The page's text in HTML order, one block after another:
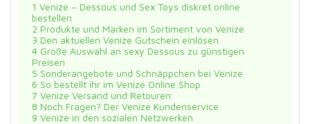
1 Venize – Dessous und Sex Toys diskret online
bestellen
2 Produkte und Marken im Sortiment von Venize
3 Den aktuellen Venize Gutschein einlösen
4 Große Auswahl an sexy Dessous zu günstigen
Preisen
5 Sonderangebote und Schnäppchen bei Venize
6 So bestellt ihr im Venize Online Shop
7 Venize Versand und Retouren
8 Noch Fragen? Der Venize Kundenservice
9 Venize in den sozialen Netzwerken